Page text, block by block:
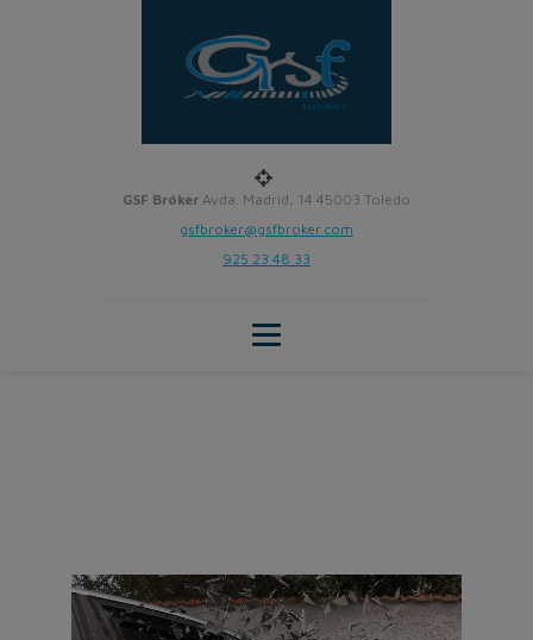
GSF Bróker Avda. Madrid, 14 45003 Toledo
gsfbroker@gsfbroker.com
925 23 48 33